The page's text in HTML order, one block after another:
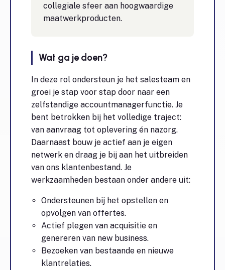
collegiale sfeer aan hoogwaardige
maatwerkproducten.
Wat ga je doen?
In deze rol ondersteun je het salesteam en
groei je stap voor stap door naar een
zelfstandige accountmanagerfunctie. Je
bent betrokken bij het volledige traject:
van aanvraag tot oplevering én nazorg.
Daarnaast bouw je actief aan je eigen
netwerk en draag je bij aan het uitbreiden
van ons klantenbestand. Je
werkzaamheden bestaan onder andere uit:
Ondersteunen bij het opstellen en
opvolgen van offertes.
Actief plegen van acquisitie en
genereren van new business.
Bezoeken van bestaande en nieuwe
klantrelaties.